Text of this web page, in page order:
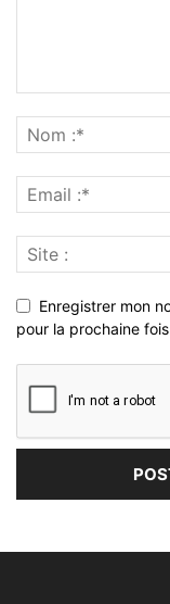
Enregistrer mon
pour la prochaine